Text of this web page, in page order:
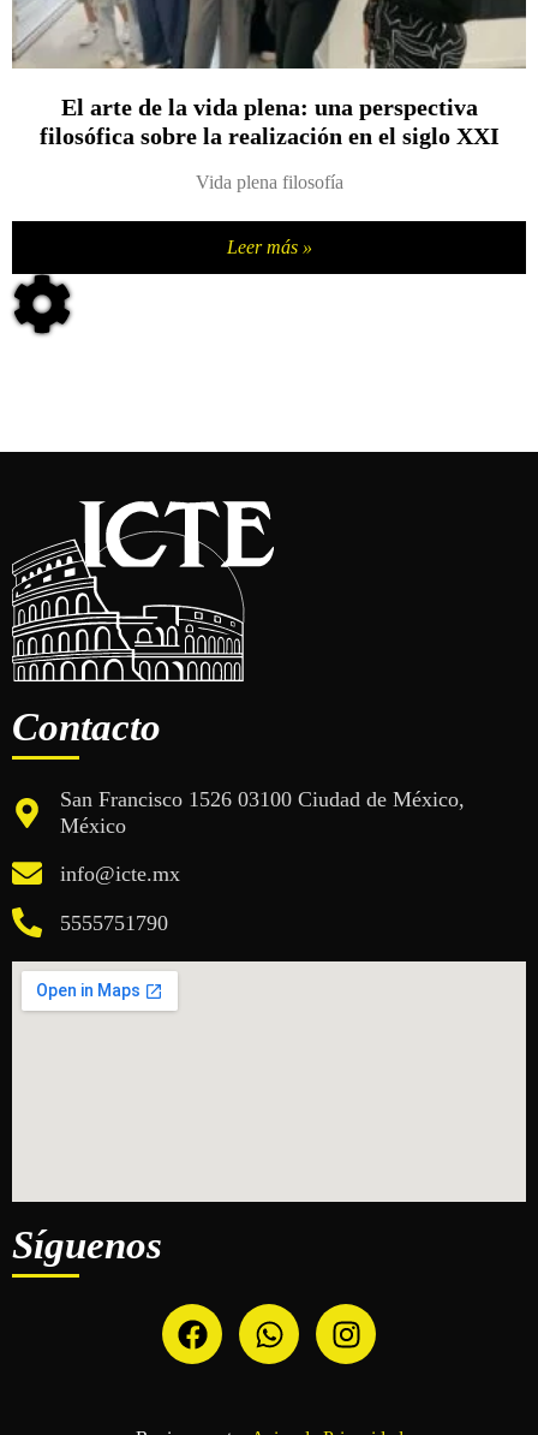
El arte de la vida plena: una perspectiva
filosófica sobre la realización en el siglo XXI
Vida plena filosofía
Leer más »
Contacto
San Francisco 1526 03100 Ciudad de México,
México
info@icte.mx
5555751790
Síguenos